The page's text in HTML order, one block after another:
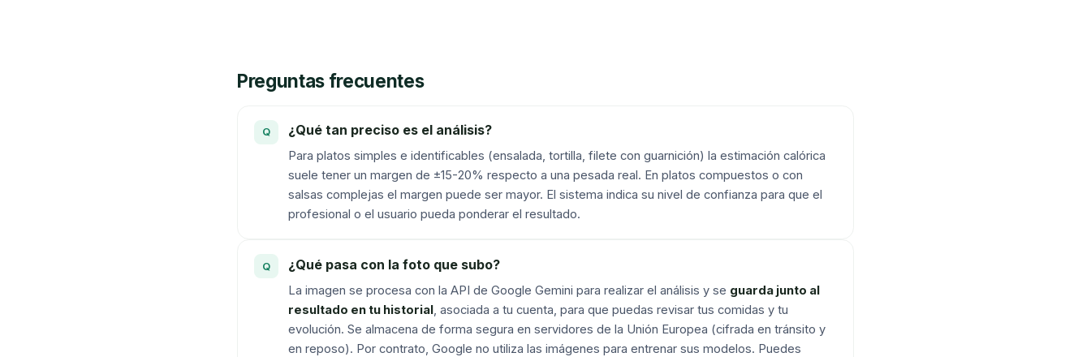
Preguntas frecuentes
¿Qué tan preciso es el análisis?
Para platos simples e identificables (ensalada, tortilla, filete con guarnición) la estimación calórica
suele tener un margen de ±15-20% respecto a una pesada real. En platos compuestos o con
salsas complejas el margen puede ser mayor. El sistema indica su nivel de confianza para que el
profesional o el usuario pueda ponderar el resultado.
¿Qué pasa con la foto que subo?
La imagen se procesa con la API de Google Gemini para realizar el análisis y se guarda junto al
resultado en tu historial, asociada a tu cuenta, para que puedas revisar tus comidas y tu
evolución. Se almacena de forma segura en servidores de la Unión Europea (cifrada en tránsito y
en reposo). Por contrato, Google no utiliza las imágenes para entrenar sus modelos. Puedes